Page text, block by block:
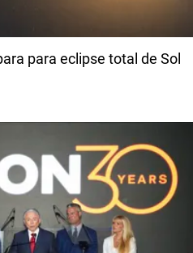
para eclipse total de Sol